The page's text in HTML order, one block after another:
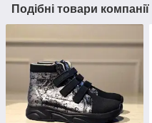
Подібні товари компанії